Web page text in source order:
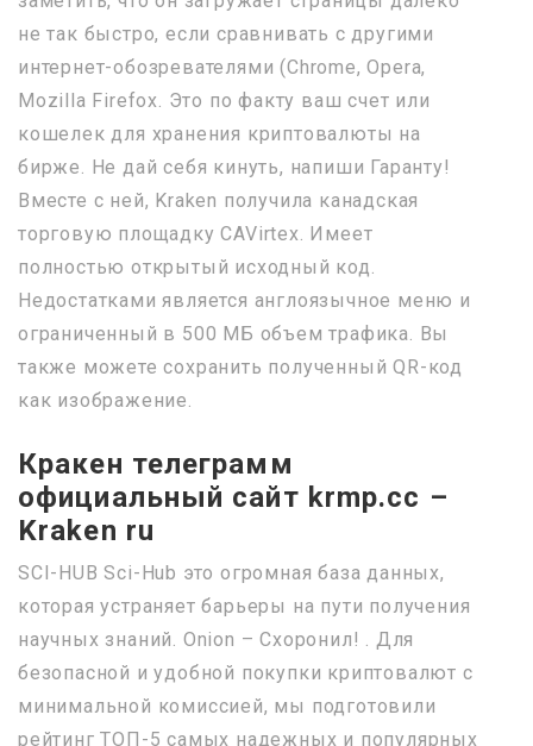
не так быстро, если сравнивать с другими
интернет-обозревателями (Chrome, Opera,
Mozilla Firefox. Это по факту ваш счет или
кошелек для хранения криптовалюты на
бирже. Не дай себя кинуть, напиши Гаранту!
Вместе с ней, Kraken получила канадская
торговую площадку CAVirtex. Имеет
полностью открытый исходный код.
Недостатками является англоязычное меню и
ограниченный в 500 МБ объем трафика. Вы
также можете сохранить полученный QR-код
как изображение.
Кракен телеграмм
официальный сайт krmp.cc –
Kraken ru
SCI-HUB Sci-Hub это огромная база данных,
которая устраняет барьеры на пути получения
научных знаний. Onion – Схоронил! . Для
безопасной и удобной покупки криптовалют с
минимальной комиссией, мы подготовили
рейтинг ТОП-5 самых надежных и популярных